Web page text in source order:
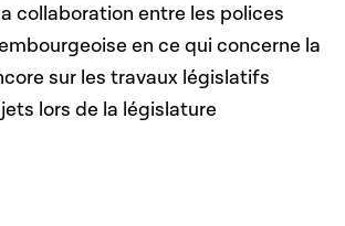
collaboration entre les polices
en ce qui concerne la
sur les travaux législatifs
lors de la législature